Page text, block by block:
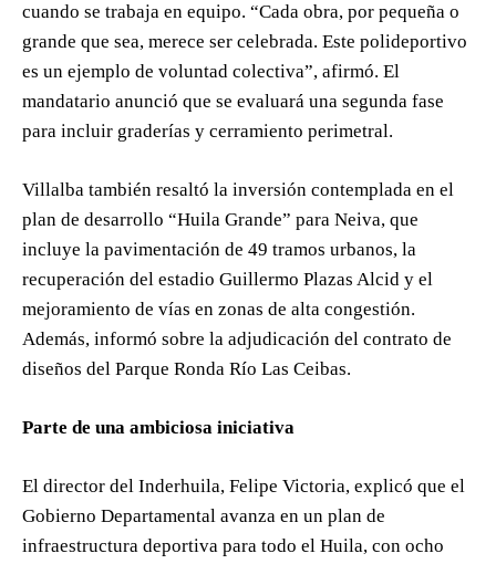
cuando se trabaja en equipo. “Cada obra, por pequeña o
grande que sea, merece ser celebrada. Este polideportivo
es un ejemplo de voluntad colectiva”, afirmó. El
mandatario anunció que se evaluará una segunda fase
para incluir graderías y cerramiento perimetral.
Villalba también resaltó la inversión contemplada en el
plan de desarrollo “Huila Grande” para Neiva, que
incluye la pavimentación de 49 tramos urbanos, la
recuperación del estadio Guillermo Plazas Alcid y el
mejoramiento de vías en zonas de alta congestión.
Además, informó sobre la adjudicación del contrato de
diseños del Parque Ronda Río Las Ceibas.
Parte de una ambiciosa iniciativa
El director del Inderhuila, Felipe Victoria, explicó que el
Gobierno Departamental avanza en un plan de
infraestructura deportiva para todo el Huila, con ocho